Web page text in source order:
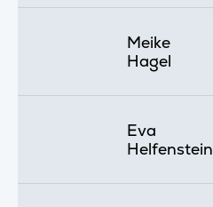
Meike
Hagel
Eva
Helfenstein